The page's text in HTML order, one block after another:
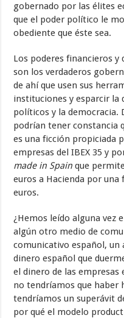
gobernado por las élites
que el poder político le
obediente que éste sea.
Los poderes financieros
son los verdaderos
de ahí que usen sus
instituciones y esparcir la
políticos y la democracia.
podrían tener constancia
es una ficción propiciada
empresas del IBEX 35 y
made in Spain que
euros a Hacienda por
euros.
¿Hemos leído alguna vez
algún otro medio de
comunicativo español, un
dinero español que
el dinero de las empresas
no tendríamos que haber
tendríamos un superávit
por qué el modelo